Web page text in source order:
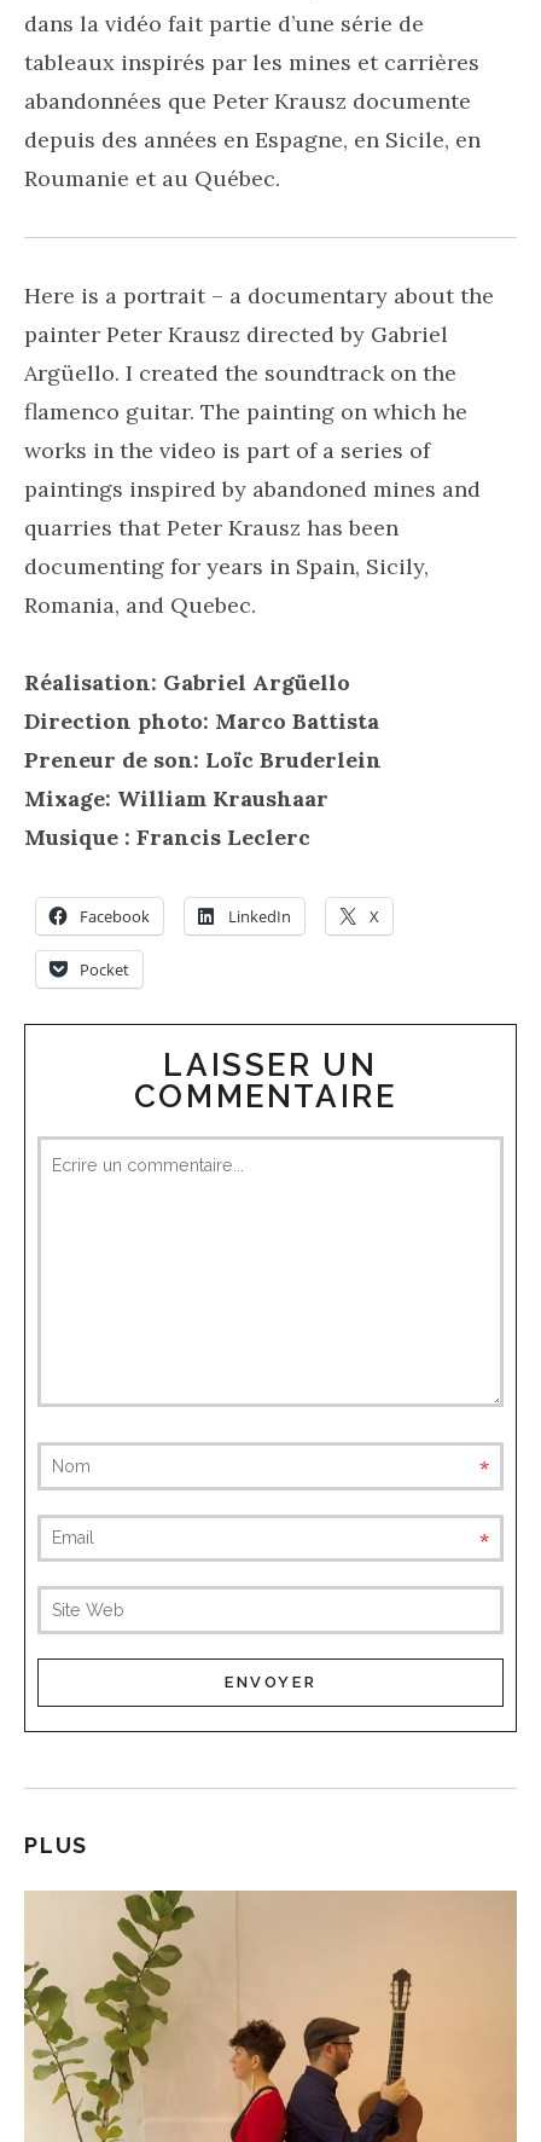
dans la vidéo fait partie d’une série de
tableaux inspirés par les mines et carrières
abandonnées que Peter Krausz documente
depuis des années en Espagne, en Sicile, en
Roumanie et au Québec.
Here is a portrait – a documentary about the
painter Peter Krausz directed by Gabriel
Argüello. I created the soundtrack on the
flamenco guitar. The painting on which he
works in the video is part of a series of
paintings inspired by abandoned mines and
quarries that Peter Krausz has been
documenting for years in Spain, Sicily,
Romania, and Quebec.
Réalisation: Gabriel Argüello
Direction photo: Marco Battista
Preneur de son: Loïc Bruderlein
Mixage: William Kraushaar
Musique : Francis Leclerc
Facebook LinkedIn X
Pocket
LAISSER UN
COMMENTAIRE
PLUS